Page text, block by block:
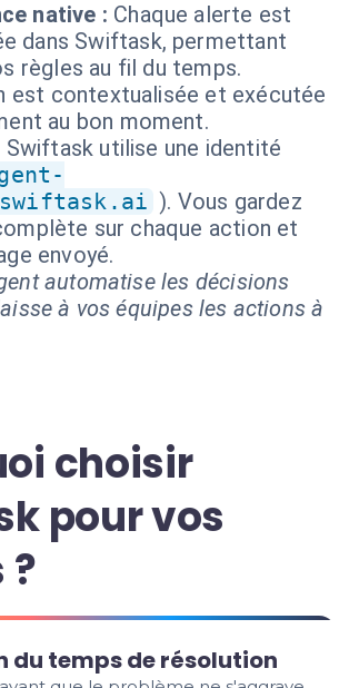
native : Chaque alerte est
dans Swiftask, permettant
règles au fil du temps.
est contextualisée et exécutée
au bon moment.
Swiftask utilise une identité
). Vous gardez
sur chaque action et
envoyé.
automatise les décisions
à vos équipes les actions à
choisir
pour vos
du temps de résolution